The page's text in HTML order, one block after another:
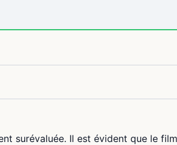
surévaluée. Il est évident que le